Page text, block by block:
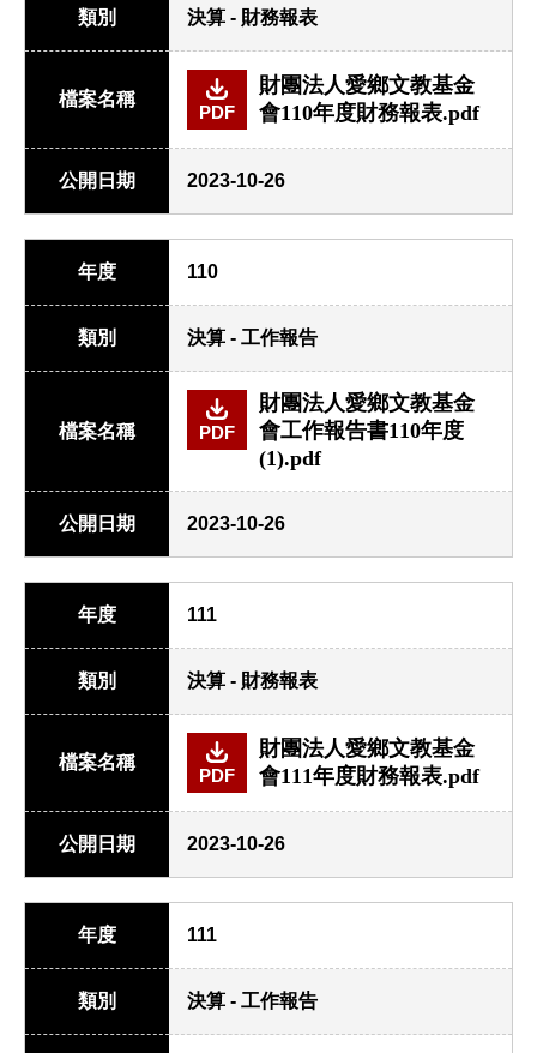
類別 決算 - 財務報表
檔案名稱
PDF
財團法人愛鄉文教基金
會110年度財務報表.pdf
公開日期 2023-10-26
年度 110
類別 決算 - 工作報告
檔案名稱 PDF
財團法人愛鄉文教基金
會工作報告書110年度
(1).pdf
公開日期 2023-10-26
年度 111
類別 決算 - 財務報表
檔案名稱
PDF
財團法人愛鄉文教基金
會111年度財務報表.pdf
公開日期 2023-10-26
年度 111
類別 決算 - 工作報告